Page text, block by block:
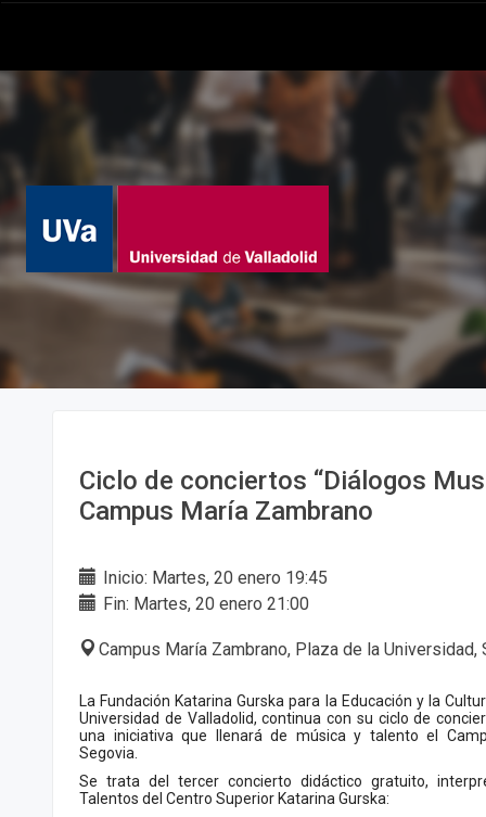
Ciclo de conciertos “Diálogos
Campus María Zambrano
Inicio: Martes, 20 enero 19:45
Fin: Martes, 20 enero 21:00
Campus María Zambrano, Plaza de la Universidad,
La Fundación Katarina Gurska para la Educación y la
Universidad de Valladolid, continua con su ciclo de
una iniciativa que llenará de música y talento el
Segovia.
Se trata del tercer concierto didáctico gratuito,
Talentos del Centro Superior Katarina Gurska: